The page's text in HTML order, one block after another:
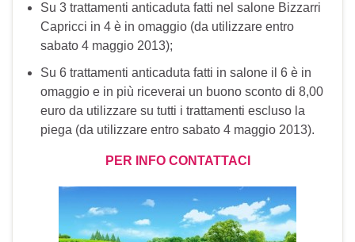
Su 3 trattamenti anticaduta fatti nel salone Bizzarri
Capricci in 4 è in omaggio (da utilizzare entro
sabato 4 maggio 2013);
Su 6 trattamenti anticaduta fatti in salone il 6 è in
omaggio e in più riceverai un buono sconto di 8,00
euro da utilizzare su tutti i trattamenti escluso la
piega (da utilizzare entro sabato 4 maggio 2013).
PER INFO CONTATTACI